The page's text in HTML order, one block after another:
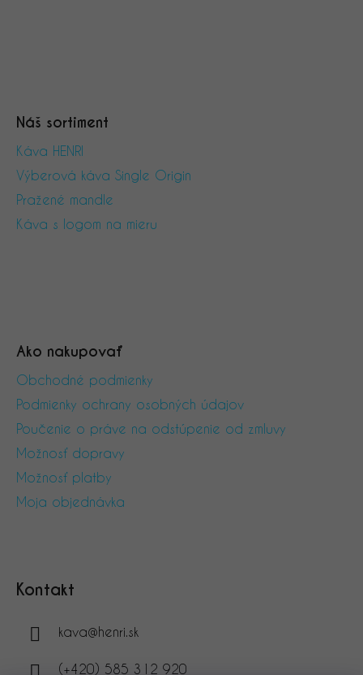
Náš sortiment
Káva HENRI
Výberová káva Single Origin
Pražené mandle
Káva s logom na mieru
Ako nakupovať
Obchodné podmienky
Podmienky ochrany osobných údajov
Poučenie o práve na odstúpenie od zmluvy
Možnosť dopravy
Možnosť platby
Moja objednávka
Kontakt
kava@henri.sk
(+420) 585 312 920